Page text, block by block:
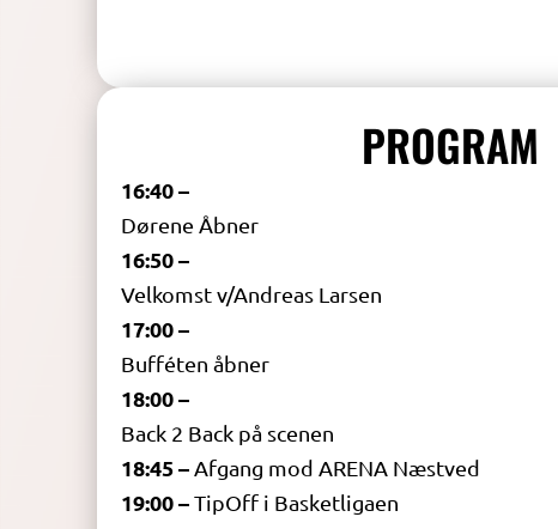
PROGRAM
16:40 –
Dørene Åbner
16:50 –
Velkomst v/Andreas Larsen
17:00 –
Bufféten åbner
18:00 –
Back 2 Back på scenen
18:45 – Afgang mod ARENA Næstved
19:00 –TipOff i Basketligaen